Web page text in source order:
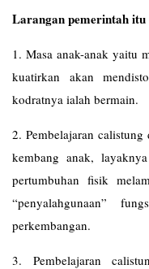
Larangan pemerintah itu
1. Masa anak-anak yaitu
kuatirkan akan
kodratnya ialah bermain.
2. Pembelajaran
kembang anak,
pertumbuhan fisik
“penyalahgunaan”
perkembangan.
3. Pembelajaran